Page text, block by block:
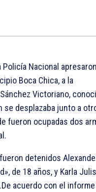
Nacional
Boca Chica, a la
Victoriano,
se desplazaba junto a
fueron ocupadas dos
detenidos
de 18 años, y Karla
acuerdo con el informe